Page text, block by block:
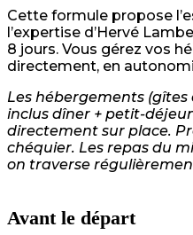
Cette formule propose
l’expertise d’Hervé
8 jours. Vous gérez vos
directement, en
Les hébergements
inclus dîner + petit-
directement sur place.
chéquier. Les repas du
on traverse
Avant le départ